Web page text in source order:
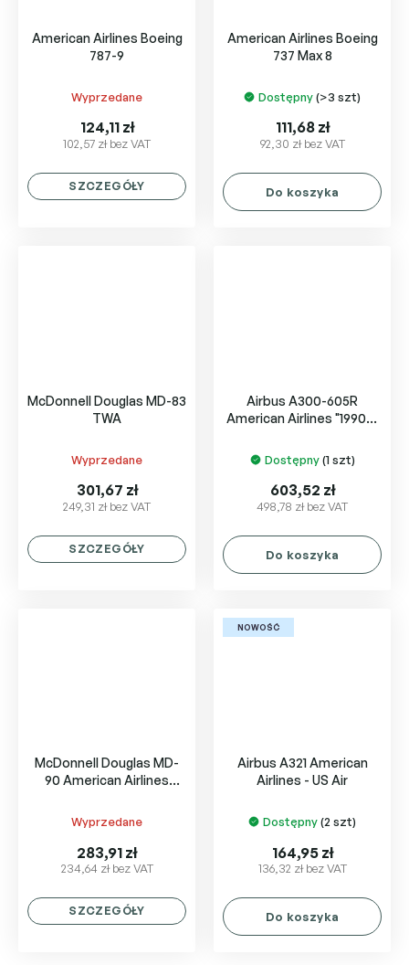
American Airlines Boeing
787-9
Wyprzedane
102,57 zł bez VAT
124,11 zł
SZCZEGÓŁY
American Airlines Boeing
737 Max 8
Dostępny(>3 szt)
92,30 zł bez VAT
111,68 zł
Do koszyka
McDonnell Douglas MD-83
TWA
Wyprzedane
249,31 zł bez VAT
301,67 zł
SZCZEGÓŁY
Airbus A300-605R
American Airlines "1990s"
Dostępny(1 szt)
498,78 zł bez VAT
603,52 zł
Do koszyka
McDonnell Douglas MD-
90 American Airlines
Wyprzedane
234,64 zł bez VAT
283,91 zł
SZCZEGÓŁY
NOWOŚĆ
Airbus A321 American
Airlines - US Air
Dostępny(2 szt)
136,32 zł bez VAT
164,95 zł
Do koszyka